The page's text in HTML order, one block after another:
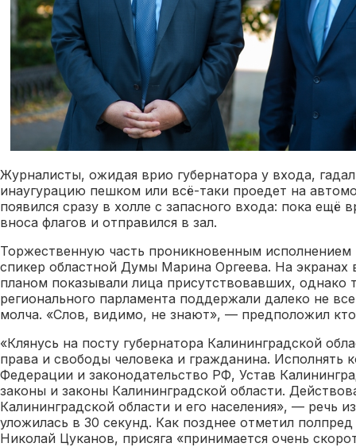
Журналисты, ожидая врио губернатора у входа,
инаугурацию пешком или всё-таки проедет на
появился сразу в холле с запасного входа: пока ещё
вноса флагов и отправился в зал.
Торжественную часть проникновенным исполнением
спикер областной Думы Марина Оргеева. На
планом показывали лица присутствовавших, однако
регионального парламента поддержали далеко не
молча. «Слов, видимо, не знают», — предположил
«Клянусь на посту губернатора Калининградской
права и свободы человека и гражданина. Исполнять
Федерации и законодательство РФ, Устав
законы и законы Калининградской области.
Калининградской области и его населения», — речь
уложилась в 30 секунд. Как позднее отметил
Николай Цуканов, присяга «принимается очень